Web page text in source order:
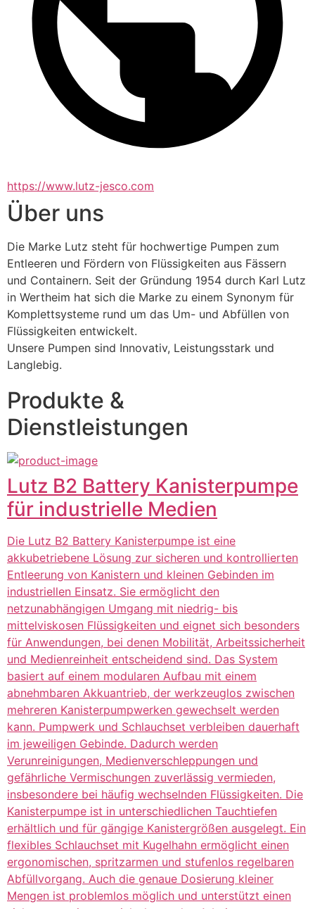
https://www.lutz-jesco.com
Über uns
Die Marke Lutz steht für hochwertige Pumpen zum
Entleeren und Fördern von Flüssigkeiten aus Fässern
und Containern. Seit der Gründung 1954 durch Karl Lutz
in Wertheim hat sich die Marke zu einem Synonym für
Komplettsysteme rund um das Um- und Abfüllen von
Flüssigkeiten entwickelt.
Unsere Pumpen sind Innovativ, Leistungsstark und
Langlebig.
Produkte &
Dienstleistungen
Lutz B2 Battery Kanisterpumpe
für industrielle Medien
Die Lutz B2 Battery Kanisterpumpe ist eine
akkubetriebene Lösung zur sicheren und kontrollierten
Entleerung von Kanistern und kleinen Gebinden im
industriellen Einsatz. Sie ermöglicht den
netzunabhängigen Umgang mit niedrig- bis
mittelviskosen Flüssigkeiten und eignet sich besonders
für Anwendungen, bei denen Mobilität, Arbeitssicherheit
und Medienreinheit entscheidend sind. Das System
basiert auf einem modularen Aufbau mit einem
abnehmbaren Akkuantrieb, der werkzeuglos zwischen
mehreren Kanisterpumpwerken gewechselt werden
kann. Pumpwerk und Schlauchset verbleiben dauerhaft
im jeweiligen Gebinde. Dadurch werden
Verunreinigungen, Medienverschleppungen und
gefährliche Vermischungen zuverlässig vermieden,
insbesondere bei häufig wechselnden Flüssigkeiten. Die
Kanisterpumpe ist in unterschiedlichen Tauchtiefen
erhältlich und für gängige Kanistergrößen ausgelegt. Ein
flexibles Schlauchset mit Kugelhahn ermöglicht einen
ergonomischen, spritzarmen und stufenlos regelbaren
Abfüllvorgang. Auch die genaue Dosierung kleiner
Mengen ist problemlos möglich und unterstützt einen